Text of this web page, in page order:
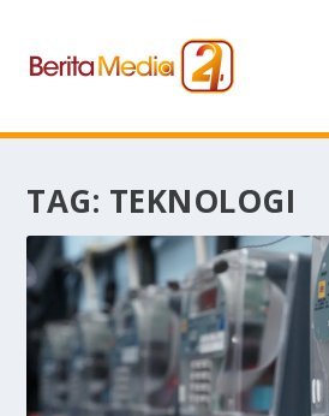
TAG: TEKNOLOGI